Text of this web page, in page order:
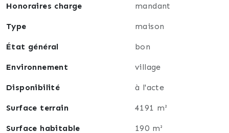
-Mezzanine
-Une grande chambre.
-Un toilette.
-Deux petits greniers.
Grand sous-sol avec garage, une arrière cuisine, un
Honoraires charge mandant
Type maison
État général bon
Environnement village
Disponibilité à l'acte
Surface terrain 4191 m²
Surface habitable 190 m²